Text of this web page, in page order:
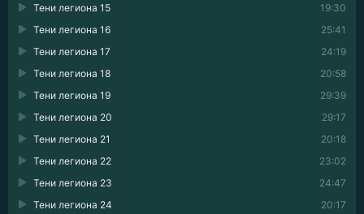
19:30
Тени легиона 15
25:41
Тени легиона 16
24:19
Тени легиона 17
20:58
Тени легиона 18
29:39
Тени легиона 19
29:17
Тени легиона 20
20:18
Тени легиона 21
23:02
Тени легиона 22
24:47
Тени легиона 23
20:17
Тени легиона 24